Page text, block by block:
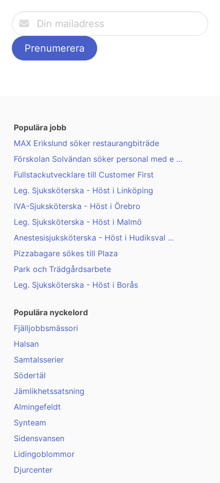
Populära jobb
MAX Erikslund söker restaurangbiträde
Förskolan Solvändan söker personal med e ...
Fullstackutvecklare till Customer First
Leg. Sjuksköterska - Höst i Linköping
IVA-Sjuksköterska - Höst i Örebro
Leg. Sjuksköterska - Höst i Malmö
Anestesisjuksköterska - Höst i Hudiksval ...
Pizzabagare sökes till Plaza
Park och Trädgårdsarbete
Leg. Sjuksköterska - Höst i Borås
Populära nyckelord
Fjälljobbsmässori
Halsan
Samtalsserier
Södertäl
Jämlikhetssatsning
Almingefeldt
Synteam
Sidensvansen
Lidingoblommor
Djurcenter